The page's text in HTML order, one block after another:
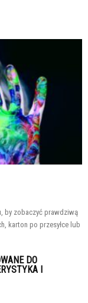
by zobaczyć prawdziwą
karton po przesyłce lub
DO
I